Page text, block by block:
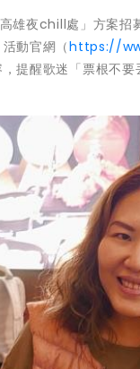
雄夜chill處」方案
動官網（https://
提醒歌迷「票根不